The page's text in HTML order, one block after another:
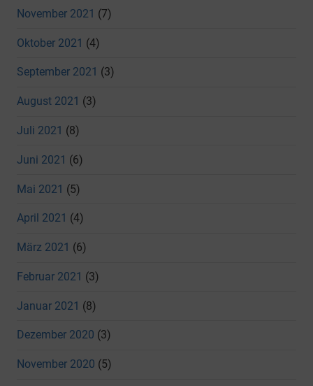
November 2021 (7)
Oktober 2021 (4)
September 2021 (3)
August 2021 (3)
Juli 2021 (8)
Juni 2021 (6)
Mai 2021 (5)
April 2021 (4)
März 2021 (6)
Februar 2021 (3)
Januar 2021 (8)
Dezember 2020 (3)
November 2020 (5)